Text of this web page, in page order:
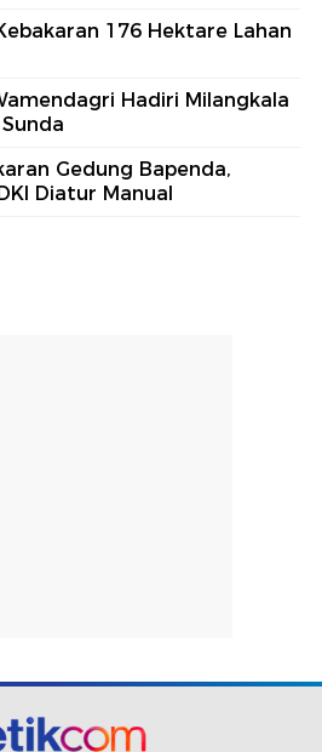
176 Hektare Lahan
Hadiri Milangkala
Gedung Bapenda,
Diatur Manual